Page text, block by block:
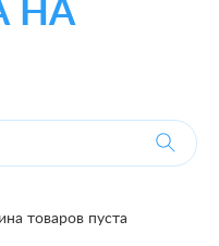
НА
товаров пуста